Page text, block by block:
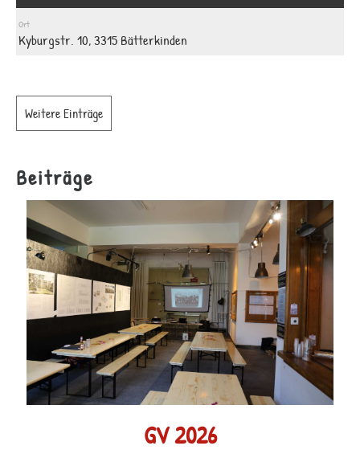
Ort
Kyburgstr. 10, 3315 Bätterkinden
Weitere Einträge
Beiträge
GV 2026